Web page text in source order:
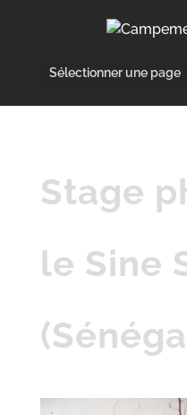
Sélectionner une page
Stage
le Sine